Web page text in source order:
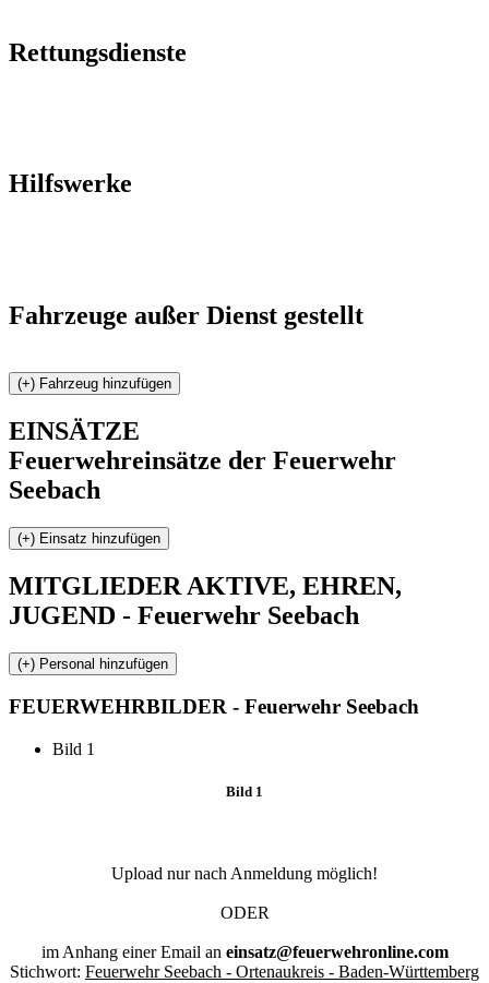
Rettungsdienste
Hilfswerke
Fahrzeuge außer Dienst gestellt
EINSÄTZE
Feuerwehreinsätze der Feuerwehr
Seebach
MITGLIEDER AKTIVE, EHREN,
JUGEND - Feuerwehr Seebach
FEUERWEHRBILDER - Feuerwehr Seebach
Bild 1
Bild 1
Upload nur nach Anmeldung möglich!
ODER
im Anhang einer Email an einsatz@feuerwehronline.com
Stichwort: Feuerwehr Seebach - Ortenaukreis - Baden-Württemberg